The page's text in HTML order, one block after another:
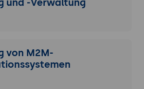
relevant sind.
von M2M-